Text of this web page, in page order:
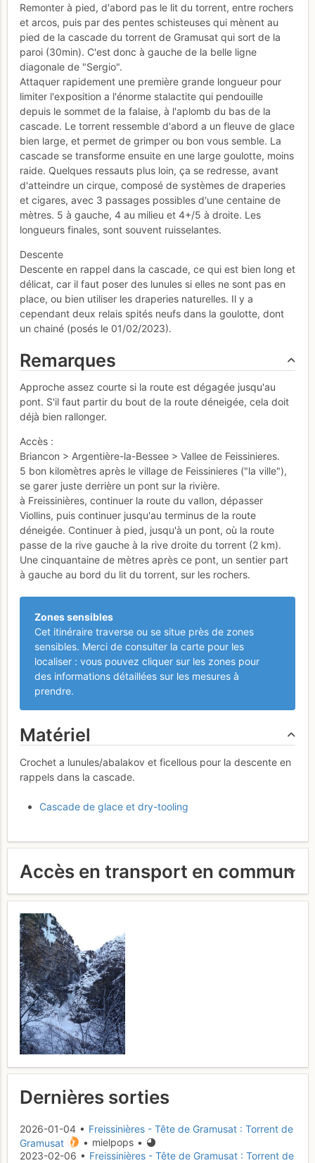
Remonter à pied, d'abord pas le lit du torrent, entre rochers
et arcos, puis par des pentes schisteuses qui mènent au
pied de la cascade du torrent de Gramusat qui sort de la
paroi (30min). C'est donc à gauche de la belle ligne
diagonale de "Sergio".
Attaquer rapidement une première grande longueur pour
limiter l'exposition a l'énorme stalactite qui pendouille
depuis le sommet de la falaise, à l'aplomb du bas de la
cascade. Le torrent ressemble d'abord a un fleuve de glace
bien large, et permet de grimper ou bon vous semble. La
cascade se transforme ensuite en une large goulotte, moins
raide. Quelques ressauts plus loin, ça se redresse, avant
d'atteindre un cirque, composé de systèmes de draperies
et cigares, avec 3 passages possibles d'une centaine de
mètres. 5 à gauche, 4 au milieu et 4+/5 à droite. Les
longueurs finales, sont souvent ruisselantes.
Descente
Descente en rappel dans la cascade, ce qui est bien long et
délicat, car il faut poser des lunules si elles ne sont pas en
place, ou bien utiliser les draperies naturelles. Il y a
cependant deux relais spités neufs dans la goulotte, dont
un chainé (posés le 01/02/2023).
Remarques
Approche assez courte si la route est dégagée jusqu'au
pont. S'il faut partir du bout de la route déneigée, cela doit
déjà bien rallonger.
Accès :
Briancon > Argentière-la-Bessee > Vallee de Feissinieres.
5 bon kilomètres après le village de Feissinieres ("la ville"),
se garer juste derrière un pont sur la rivière.
à Freissinières, continuer la route du vallon, dépasser
Viollins, puis continuer jusqu'au terminus de la route
déneigée. Continuer à pied, jusqu'à un pont, où la route
passe de la rive gauche à la rive droite du torrent (2 km).
Une cinquantaine de mètres après ce pont, un sentier part
à gauche au bord du lit du torrent, sur les rochers.
Zones sensibles
Cet itinéraire traverse ou se situe près de zones
sensibles. Merci de consulter la carte pour les
localiser : vous pouvez cliquer sur les zones pour
des informations détaillées sur les mesures à
prendre.
Matériel
Crochet a lunules/abalakov et ficellous pour la descente en
rappels dans la cascade.
Cascade de glace et dry-tooling
Accès en transport en commun
Dernières sorties
2026-01-04 • Freissinières - Tête de Gramusat : Torrent de
Gramusat
• mielpops •
2023-02-06 • Freissinières - Tête de Gramusat : Torrent de